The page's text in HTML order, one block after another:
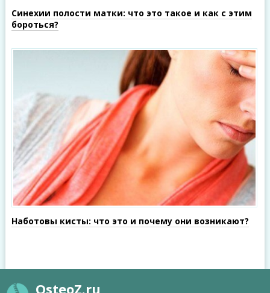
Синехии полости матки: что это такое и как с этим
бороться?
Наботовы кисты: что это и почему они возникают?
OsteoZ.ru